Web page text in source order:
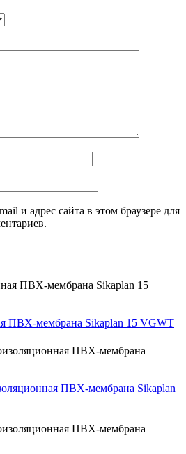
и адрес сайта в этом браузере для
ПВХ-мембрана Sikaplan 15 VGWT
ПВХ-мембрана Sikaplan